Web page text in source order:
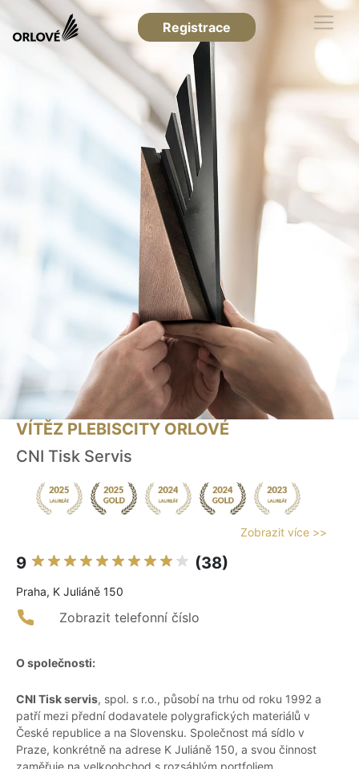
Registrace
VÍTĚZ PLEBISCITY ORLOVÉ
CNI Tisk Servis
Zobrazit více >>
9 (38)
Praha, K Juliáně 150
Zobrazit telefonní číslo
O společnosti:
CNI Tisk servis, spol. s r.o., působí na trhu od roku 1992 a
patří mezi přední dodavatele polygrafických materiálů v
České republice a na Slovensku. Společnost má sídlo v
Praze, konkrétně na adrese K Juliáně 150, a svou činnost
zaměřuje na velkoobchod s rozsáhlým portfoliem